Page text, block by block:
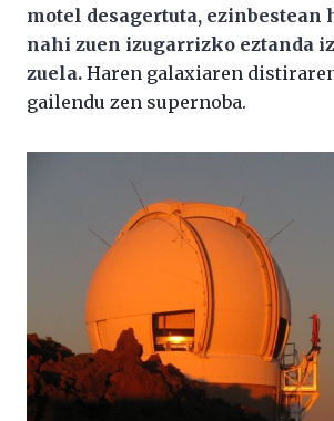
motel desagertuta, ezinbestean
nahi zuen izugarrizko eztanda
zuela. Haren galaxiaren
gailendu zen supernoba.